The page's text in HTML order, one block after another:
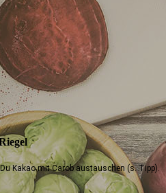
Kakao mit Carob austauschen (s. Tipp).